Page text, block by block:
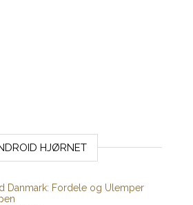
HJØRNET
Danmark: Fordele og Ulemper